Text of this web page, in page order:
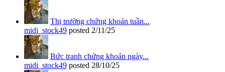
Thị trường chứng khoán tuần...
midi_stock49 posted 2/11/25
Bức tranh chứng khoán ngày...
midi_stock49 posted 28/10/25